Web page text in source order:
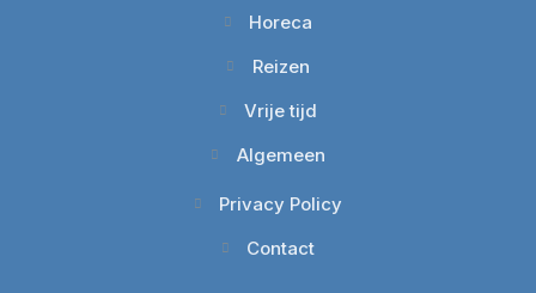
Horeca
Reizen
Vrije tijd
Algemeen
Privacy Policy
Contact